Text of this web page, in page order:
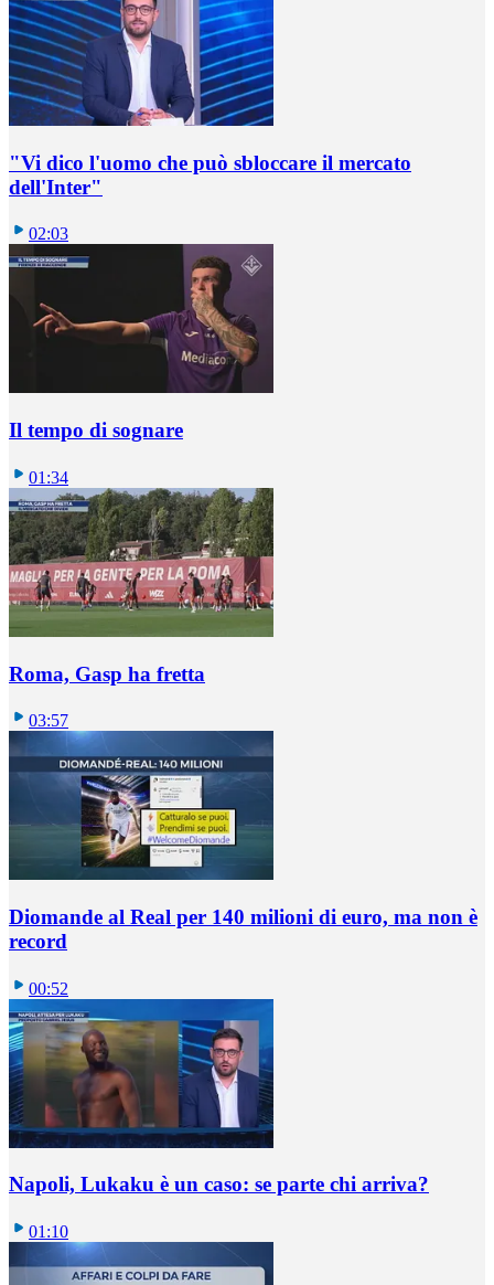
"Vi dico l'uomo che può sbloccare il mercato
dell'Inter"
02:03
Il tempo di sognare
01:34
Roma, Gasp ha fretta
03:57
Diomande al Real per 140 milioni di euro, ma non è
record
00:52
Napoli, Lukaku è un caso: se parte chi arriva?
01:10